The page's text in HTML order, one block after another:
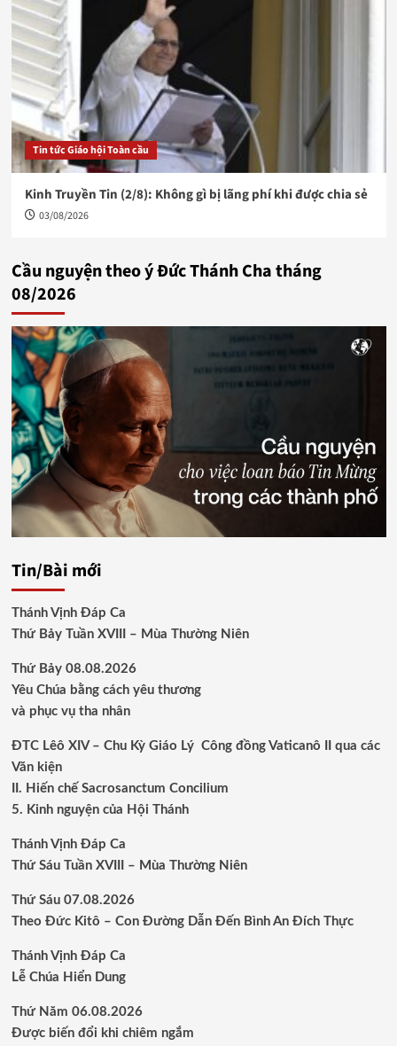
Tin tức Giáo hội Toàn cầu
Kinh Truyền Tin (2/8): Không gì bị lãng phí khi được chia sẻ
03/08/2026
Cầu nguyện theo ý Đức Thánh Cha tháng
08/2026
Tin/Bài mới
Thánh Vịnh Đáp Ca
Thứ Bảy Tuần XVIII – Mùa Thường Niên
Thứ Bảy 08.08.2026
Yêu Chúa bằng cách yêu thương
và phục vụ tha nhân
ĐTC Lêô XIV – Chu Kỳ Giáo Lý Công đồng Vaticanô II qua các
Văn kiện
II. Hiến chế Sacrosanctum Concilium
5. Kinh nguyện của Hội Thánh
Thánh Vịnh Đáp Ca
Thứ Sáu Tuần XVIII – Mùa Thường Niên
Thứ Sáu 07.08.2026
Theo Đức Kitô – Con Đường Dẫn Đến Bình An Đích Thực
Thánh Vịnh Đáp Ca
Lễ Chúa Hiển Dung
Thứ Năm 06.08.2026
Được biến đổi khi chiêm ngắm